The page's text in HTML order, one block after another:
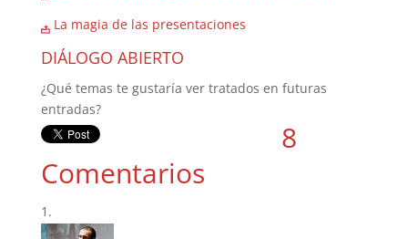
La magia de las presentaciones
DIÁLOGO ABIERTO
¿Qué temas te gustaría ver tratados en futuras
entradas?
8
Comentarios